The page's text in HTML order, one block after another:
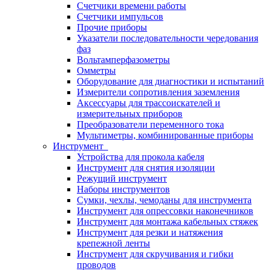
Счетчики времени работы
Счетчики импульсов
Прочие приборы
Указатели последовательности чередования
фаз
Вольтамперфазометры
Омметры
Оборудование для диагностики и испытаний
Измерители сопротивления заземления
Аксессуары для трассоискателей и
измерительных приборов
Преобразователи переменного тока
Мультиметры, комбинированные приборы
Инструмент
Устройства для прокола кабеля
Инструмент для снятия изоляции
Режущий инструмент
Наборы инструментов
Сумки, чехлы, чемоданы для инструмента
Инструмент для опрессовки наконечников
Инструмент для монтажа кабельных стяжек
Инструмент для резки и натяжения
крепежной ленты
Инструмент для скручивания и гибки
проводов